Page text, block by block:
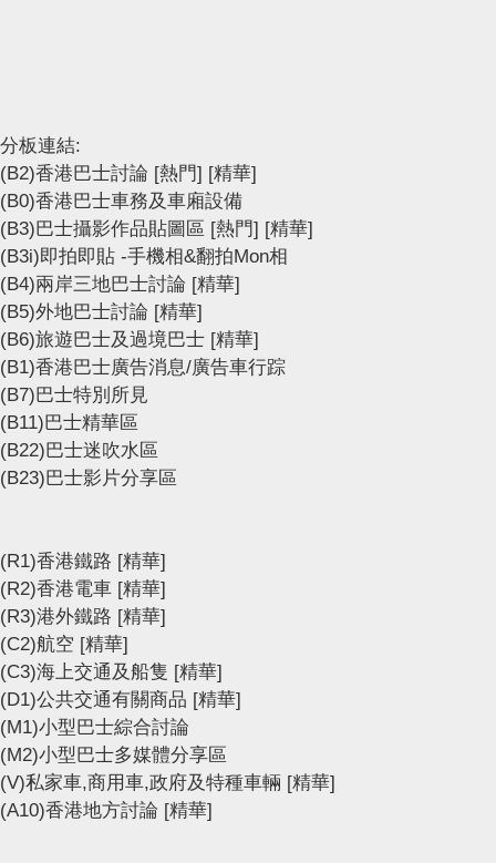
分板連結:
(B2)香港巴士討論 [熱門] [精華]
(B0)香港巴士車務及車廂設備
(B3)巴士攝影作品貼圖區 [熱門] [精華]
(B3i)即拍即貼 -手機相&翻拍Mon相
(B4)兩岸三地巴士討論 [精華]
(B5)外地巴士討論 [精華]
(B6)旅遊巴士及過境巴士 [精華]
(B1)香港巴士廣告消息/廣告車行踪
(B7)巴士特別所見
(B11)巴士精華區
(B22)巴士迷吹水區
(B23)巴士影片分享區
(R1)香港鐵路 [精華]
(R2)香港電車 [精華]
(R3)港外鐵路 [精華]
(C2)航空 [精華]
(C3)海上交通及船隻 [精華]
(D1)公共交通有關商品 [精華]
(M1)小型巴士綜合討論
(M2)小型巴士多媒體分享區
(V)私家車,商用車,政府及特種車輛 [精華]
(A10)香港地方討論 [精華]